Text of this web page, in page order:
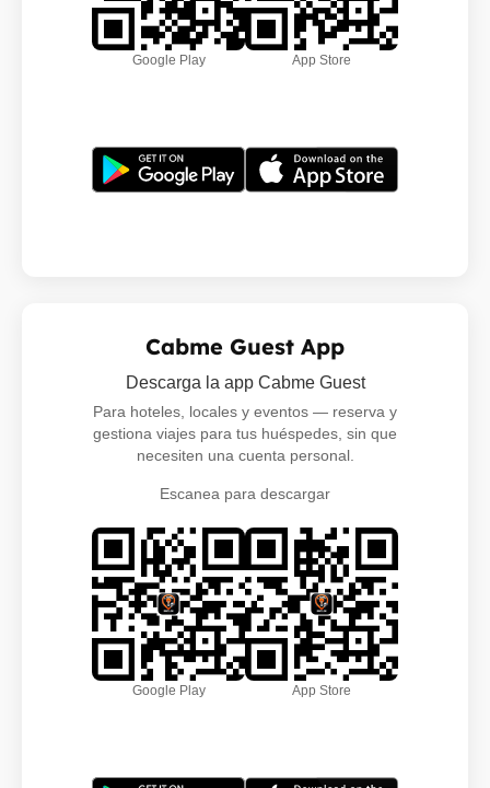
Google Play App Store
Cabme Guest App
Descarga la app Cabme Guest
Para hoteles, locales y eventos — reserva y
gestiona viajes para tus huéspedes, sin que
necesiten una cuenta personal.
Escanea para descargar
Google Play App Store